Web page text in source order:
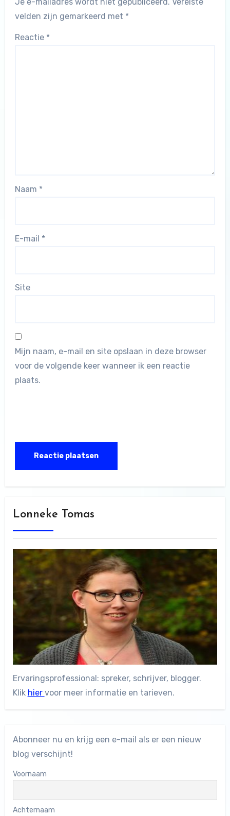
velden zijn gemarkeerd met *
Reactie *
Naam *
E-mail *
Site
Mijn naam, e-mail en site opslaan in deze browser
voor de volgende keer wanneer ik een reactie
plaats.
Lonneke Tomas
Ervaringsprofessional: spreker, schrijver, blogger.
Klik hier voor meer informatie en tarieven.
Abonneer nu en krijg een e-mail als er een nieuw
blog verschijnt!
Voornaam
Achternaam